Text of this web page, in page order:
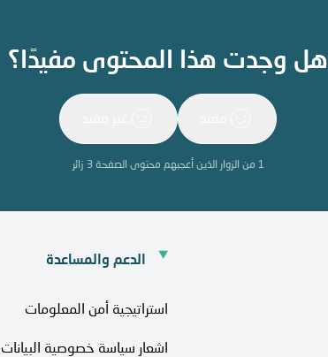
هل وجدت هذا المحتوى مفيدًا؟
1 من الزوار الذين أعجبهم محتوى الصفحة3 زائر
الدعم والمساعدة
استراتيجية أمن المعلومات
اشعار سياسة خصوصية البيانات